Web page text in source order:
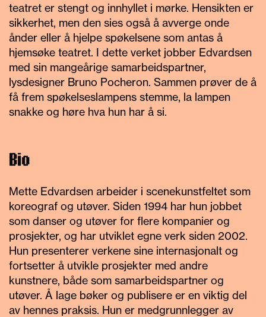
teatret er stengt og innhyllet i mørke. Hensikten er
sikkerhet, men den sies også å avverge onde
ånder eller å hjelpe spøkelsene som antas å
hjemsøke teatret. I dette verket jobber Edvardsen
med sin mangeårige samarbeidspartner,
lysdesigner Bruno Pocheron. Sammen prøver de å
få frem spøkelseslampens stemme, la lampen
snakke og høre hva hun har å si.
Bio
Mette Edvardsen arbeider i scenekunstfeltet som
koreograf og utøver. Siden 1994 har hun jobbet
som danser og utøver for flere kompanier og
prosjekter, og har utviklet egne verk siden 2002.
Hun presenterer verkene sine internasjonalt og
fortsetter å utvikle prosjekter med andre
kunstnere, både som samarbeidspartner og
utøver. Å lage bøker og publisere er en viktig del
av hennes praksis. Hun er medgrunnlegger av